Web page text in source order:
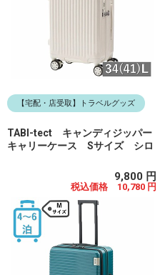
【宅配・店受取】トラベルグッズ
TABI-tect キャンディジッパー
キャリーケース Sサイズ シロ
9,800 円
税込価格 10,780 円